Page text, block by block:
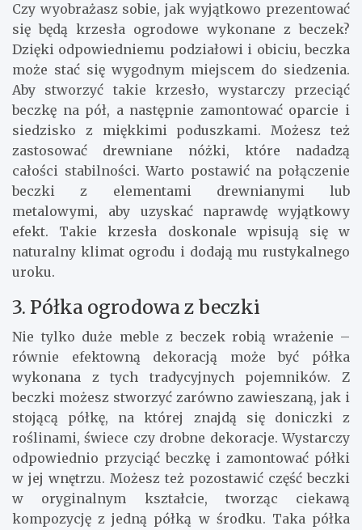
Czy wyobrażasz sobie, jak wyjątkowo prezentować
się będą krzesła ogrodowe wykonane z beczek?
Dzięki odpowiedniemu podziałowi i obiciu, beczka
może stać się wygodnym miejscem do siedzenia.
Aby stworzyć takie krzesło, wystarczy przeciąć
beczkę na pół, a następnie zamontować oparcie i
siedzisko z miękkimi poduszkami. Możesz też
zastosować drewniane nóżki, które nadadzą
całości stabilności. Warto postawić na połączenie
beczki z elementami drewnianymi lub
metalowymi, aby uzyskać naprawdę wyjątkowy
efekt. Takie krzesła doskonale wpisują się w
naturalny klimat ogrodu i dodają mu rustykalnego
uroku.
3. Półka ogrodowa z beczki
Nie tylko duże meble z beczek robią wrażenie –
równie efektowną dekoracją może być półka
wykonana z tych tradycyjnych pojemników. Z
beczki możesz stworzyć zarówno zawieszaną, jak i
stojącą półkę, na której znajdą się doniczki z
roślinami, świece czy drobne dekoracje. Wystarczy
odpowiednio przyciąć beczkę i zamontować półki
w jej wnętrzu. Możesz też pozostawić część beczki
w oryginalnym kształcie, tworząc ciekawą
kompozycję z jedną półką w środku. Taka półka